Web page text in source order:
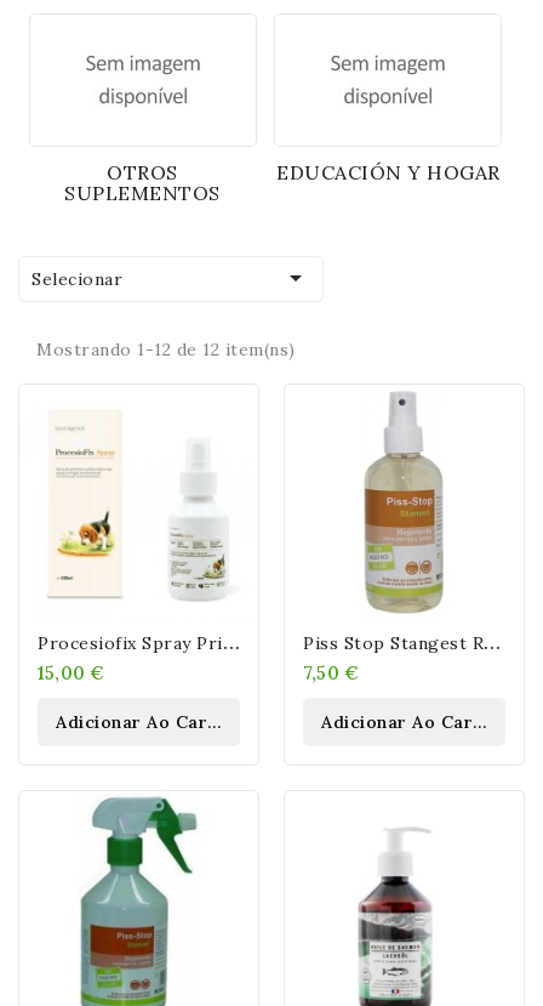
OTROS
SUPLEMENTOS
EDUCACIÓN Y HOGAR
Selecionar 
Mostrando 1-12 de 12 item(ns)
P
Rocesiofix Spray Primeros Auxilios Contra Procesionaria En Perros
15,00 €
Adicionar Ao Carrinho
P
Iss Stop Stangest Repelente Mascotas 200 Ml
7,50 €
Adicionar Ao Carrinho